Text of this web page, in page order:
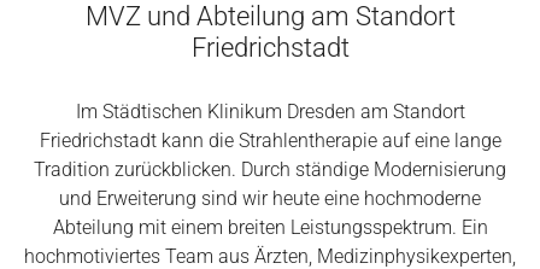
MVZ und Abteilung am Standort
Friedrichstadt
Im Städtischen Klinikum Dresden am Standort
Friedrichstadt kann die Strahlentherapie auf eine lange
Tradition zurückblicken. Durch ständige Modernisierung
und Erweiterung sind wir heute eine hochmoderne
Abteilung mit einem breiten Leistungsspektrum. Ein
hochmotiviertes Team aus Ärzten, Medizinphysikexperten,